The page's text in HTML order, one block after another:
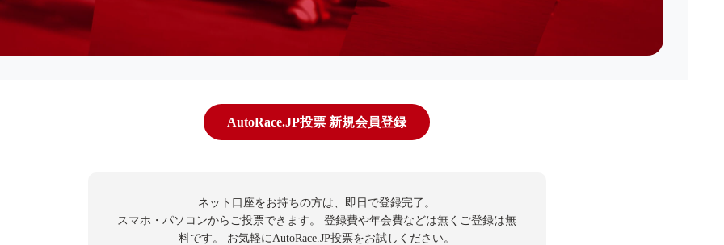
AutoRace.JP投票 新規会員登録
ネット口座をお持ちの方は、即日で登録完了。
スマホ・パソコンからご投票できます。
登録費や年会費などは無くご登録は無
料です。
お気軽にAutoRace.JP投票をお試しください。